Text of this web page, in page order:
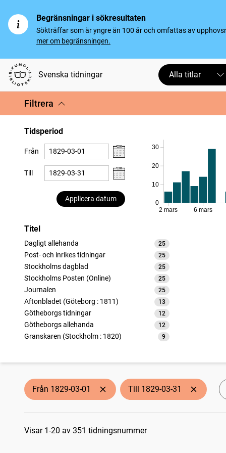
Begränsningar i sökresultaten
Sökträffar som är yngre än 100 år och omfattas av
mer om begränsningen.
Svenska tidningar Alla titlar
Filtrera
Tidsperiod
Från
Till
Applicera datum
0
10
20
30
2 mars 6 mars
Titel
Dagligt allehanda 25
träffar
Post- och inrikes tidningar
25
träffar
Stockholms dagblad
25
träffar
Stockholms Posten (Online)
25
träffar
Journalen
25
träffar
Aftonbladet (Göteborg : 1811)
13
träffar
Götheborgs tidningar
12
träffar
Götheborgs allehanda
12
träffar
Granskaren (Stockholm : 1820)
9
träffar
träffar
Stockholms tidning
träffar
Argus, politisk, litterär och commerciell tidning
träffar
Carlscronas wekoblad (1764)
träffar
Från 1829-03-01 Till 1829-03-31
Sökresultat
Visar 1-20 av 351 tidningsnummer